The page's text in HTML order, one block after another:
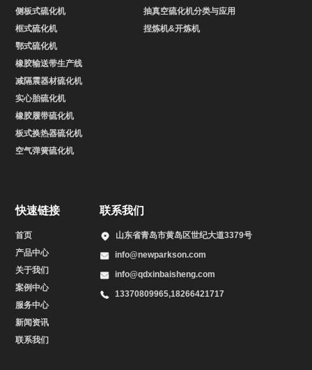
侧板式硫化机
框式硫化机
鄂式硫化机
橡胶输送带生产线
减隔震器材硫化机
实心胎硫化机
橡胶履带硫化机
板式换热器硫化机
空气弹簧硫化机
抽真空硫化机分类与应用
捏炼机&开炼机
快速链接
首页
产品中心
关于我们
案例中心
服务中心
新闻资讯
联系我们
联系我们
山东省青岛市黄岛区世纪大道3379号
info@newparkson.com
info@qdxinbaisheng.com
13370809965,18266421717